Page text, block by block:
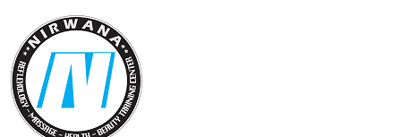
content